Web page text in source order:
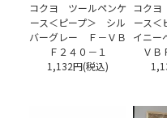
コクヨ ツールペンケ
ース＜ピープ＞ シル
バーグレー Ｆ－ＶＢ
Ｆ２４０－１
1,132円(税込)
コク
ース
イニ
ＶＢ